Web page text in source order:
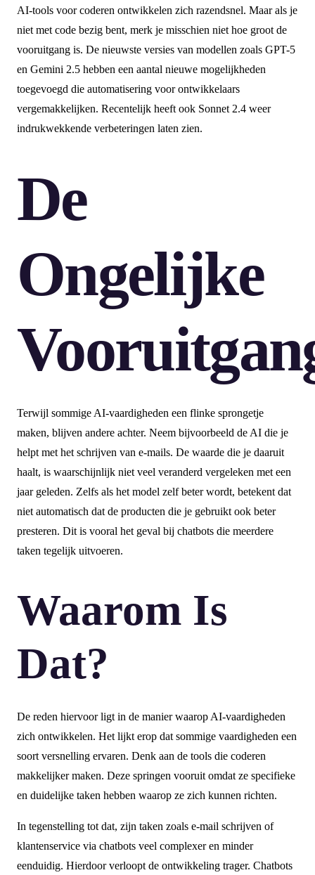
AI-tools voor coderen ontwikkelen zich razendsnel. Maar als je
niet met code bezig bent, merk je misschien niet hoe groot de
vooruitgang is. De nieuwste versies van modellen zoals GPT-5
en Gemini 2.5 hebben een aantal nieuwe mogelijkheden
toegevoegd die automatisering voor ontwikkelaars
vergemakkelijken. Recentelijk heeft ook Sonnet 2.4 weer
indrukwekkende verbeteringen laten zien.
De
Ongelijke
Terwijl sommige AI-vaardigheden een flinke sprongetje
maken, blijven andere achter. Neem bijvoorbeeld de AI die je
helpt met het schrijven van e-mails. De waarde die je daaruit
haalt, is waarschijnlijk niet veel veranderd vergeleken met een
jaar geleden. Zelfs als het model zelf beter wordt, betekent dat
niet automatisch dat de producten die je gebruikt ook beter
presteren. Dit is vooral het geval bij chatbots die meerdere
taken tegelijk uitvoeren.
Waarom Is
Dat?
De reden hiervoor ligt in de manier waarop AI-vaardigheden
zich ontwikkelen. Het lijkt erop dat sommige vaardigheden een
soort versnelling ervaren. Denk aan de tools die coderen
makkelijker maken. Deze springen vooruit omdat ze specifieke
en duidelijke taken hebben waarop ze zich kunnen richten.
In tegenstelling tot dat, zijn taken zoals e-mail schrijven of
klantenservice via chatbots veel complexer en minder
eenduidig. Hierdoor verloopt de ontwikkeling trager. Chatbots